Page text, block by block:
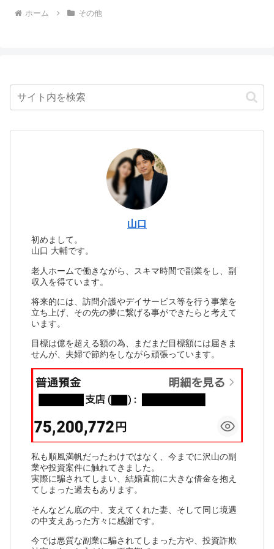
ホーム その他
山口
初めまして。
山口 大輔です。
老人ホームで働きながら、スキマ時間で副業をし、副
収入を得ています。
将来的には、訪問介護やデイサービス等を行う事業を
立ち上げ、その先の夢に繋げる事ができたらと考えて
います。
目標は億を超える額の為、まだまだ目標額には届きま
せんが、夫婦で節約をしながら頑張っています。
私も順風満帆だったわけではなく、今までに沢山の副
業や投資案件に触れてきました。
実際に騙されてしまい、結婚直前に大きな借金を抱え
てしまった過去もあります。
そんなどん底の中、支えてくれた妻、そして同じ境遇
の中支えあった方々に感謝です。
今では悪質な副業に騙されてしまった方や、投資詐欺